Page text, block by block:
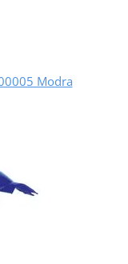
Modra